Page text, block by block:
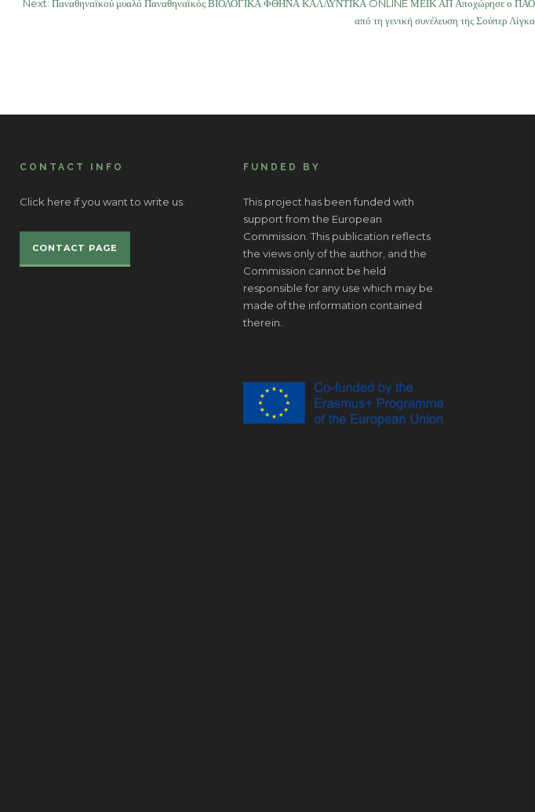
Next: Παναθηναϊκού μυαλό Παναθηναϊκός ΒΙΟΛΟΓΙΚΑ ΦΘΗΝΑ ΚΑΛΛΥΝΤΙΚΑ ONLINE ΜΕΙΚ ΑΠ Αποχώρησε ο ΠΑΟ
από τη γενική συνέλευση της Σούπερ Λίγκα
CONTACT INFO
Click here if you want to write us.
CONTACT PAGE
FUNDED BY
This project has been funded with
support from the European
Commission. This publication reflects
the views only of the author, and the
Commission cannot be held
responsible for any use which may be
made of the information contained
therein.